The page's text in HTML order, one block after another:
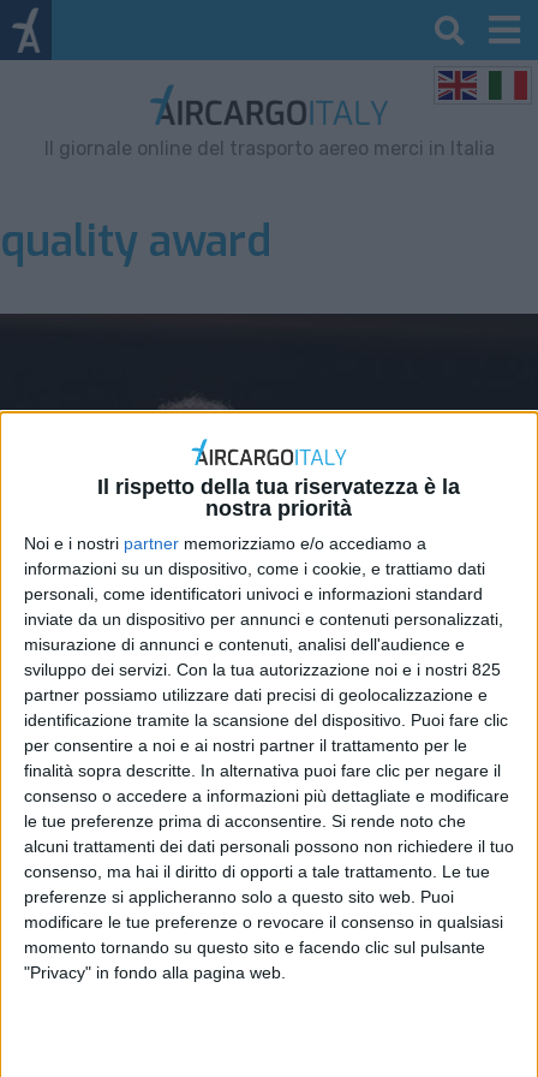
Il rispetto della tua riservatezza è la
nostra priorità
Noi e i nostri partner memorizziamo e/o accediamo a
informazioni su un dispositivo, come i cookie, e trattiamo dati
personali, come identificatori univoci e informazioni standard
inviate da un dispositivo per annunci e contenuti personalizzati,
misurazione di annunci e contenuti, analisi dell'audience e
sviluppo dei servizi. Con la tua autorizzazione noi e i nostri 825
partner possiamo utilizzare dati precisi di geolocalizzazione e
identificazione tramite la scansione del dispositivo. Puoi fare clic
per consentire a noi e ai nostri partner il trattamento per le
finalità sopra descritte. In alternativa puoi fare clic per negare il
consenso o accedere a informazioni più dettagliate e modificare
le tue preferenze prima di acconsentire. Si rende noto che
alcuni trattamenti dei dati personali possono non richiedere il tuo
consenso, ma hai il diritto di opporti a tale trattamento. Le tue
preferenze si applicheranno solo a questo sito web. Puoi
modificare le tue preferenze o revocare il consenso in qualsiasi
momento tornando su questo sito e facendo clic sul pulsante
"Privacy" in fondo alla pagina web.
Il giornale online del trasporto aereo merci in Italia
quality award
Quality award di Anama: ecco
i vincitori per l’anno 2020
ITALIA 28 OTTOBRE 2021